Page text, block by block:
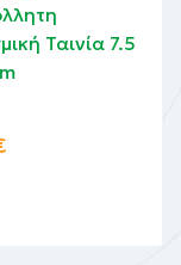
Ταινία 7.5